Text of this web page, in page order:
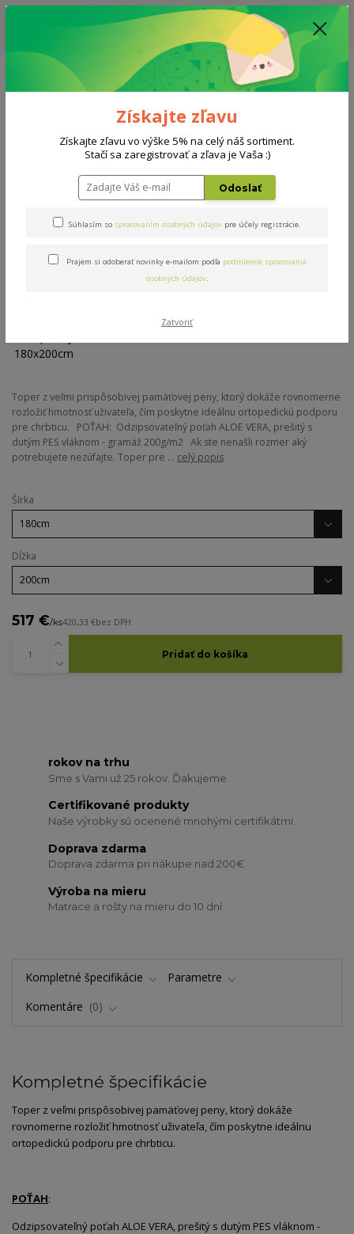
ZĽAVA: VŠETKY VYSTAVENÉ POSTELE ZA 400€ - CENA MATRACU A ROŠTU
PODĽA VÝBERU / DODACIA LEHOTA JE AKTUÁLNE 10-15 PRACOVNÝCH
Menu
0908 777 700 Po-So: 10-18 hod.
0
Doplnky Top Lazy 180x200cm
Top Lazy 180x200cm
Toper z veľmi prispôsobivej pamäťovej peny, ktorý dokáže rovnomerne
rozložiť hmotnosť uživateľa, čím poskytne ideálnu ortopedickú podporu
pre chrbticu. POŤAH: Odzipsovateľný poťah ALOE VERA, prešitý s
dutým PES vláknom - gramáž 200g/m2 Ak ste nenašli rozmer aký
potrebujete nezúfajte. Toper pre ... celý popis
Šírka
Dĺžka
517 €/ks420,33 €bez DPH
Pridať do košíka
rokov na trhu
Sme s Vami už 25 rokov. Ďakujeme.
Certifikované produkty
Naše výrobky sú ocenené mnohými certifikátmi.
Doprava zdarma
Doprava zdarma pri nákupe nad 200€
Výroba na mieru
Matrace a rošty na mieru do 10 dní
Kompletné špecifikácie
Parametre
Komentáre
0
Kompletné špecifikácie
Toper z veľmi prispôsobivej pamäťovej peny, ktorý dokáže
rovnomerne rozložiť hmotnosť uživateľa, čím poskytne ideálnu
ortopedickú podporu pre chrbticu.
POŤAH:
Odzipsovateľný poťah ALOE VERA, prešitý s dutým PES vláknom -
Získajte zľavu
Získajte zľavu vo výške 5% na celý náš sortiment.
Stačí sa zaregistrovať a zľava je Vaša :)
Odoslať
Súhlasím so spracovaním osobných údajov pre účely registrácie.
Prajem si odoberať novinky e-mailom podľa podmienok spracovania
osobných údajov.
Zatvoriť